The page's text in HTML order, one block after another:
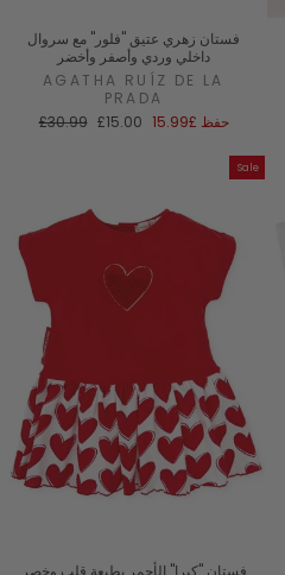
فستان زهري عتيق "فلور" مع سروال
داخلي وردي وأصفر وأخضر
AGATHA RUÍZ DE LA
PRADA
السعر
£30.99 سعر
£15.00 حفظ £15.99
Sale
فستان "كيرا" الأحمر بطبعة قلب وخصر